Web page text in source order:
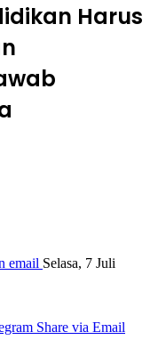
Harus
email Selasa, 7 Juli
Share via Email